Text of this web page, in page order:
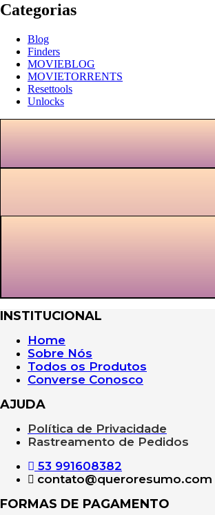
Categorias
Blog
Finders
MOVIEBLOG
MOVIETORRENTS
Resettools
Unlocks
INSTITUCIONAL
Home
Sobre Nós
Todos os Produtos
Converse Conosco
AJUDA
Política de Privacidade
Rastreamento de Pedidos
53 991608382
contato@queroresumo.com
FORMAS DE PAGAMENTO